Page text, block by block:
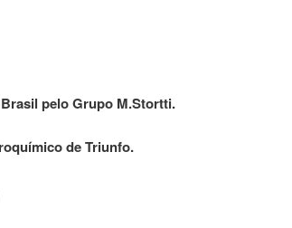
pelo Grupo M.Stortti.
de Triunfo.